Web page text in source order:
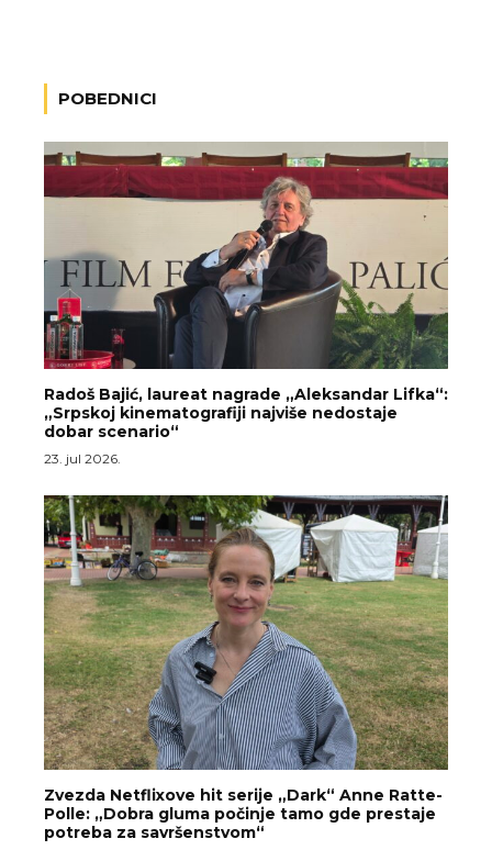
POBEDNICI
Radoš Bajić, laureat nagrade „Aleksandar Lifka“:
„Srpskoj kinematografiji najviše nedostaje
dobar scenario“
23. jul 2026.
Zvezda Netflixove hit serije „Dark“ Anne Ratte-
Polle: „Dobra gluma počinje tamo gde prestaje
potreba za savršenstvom“